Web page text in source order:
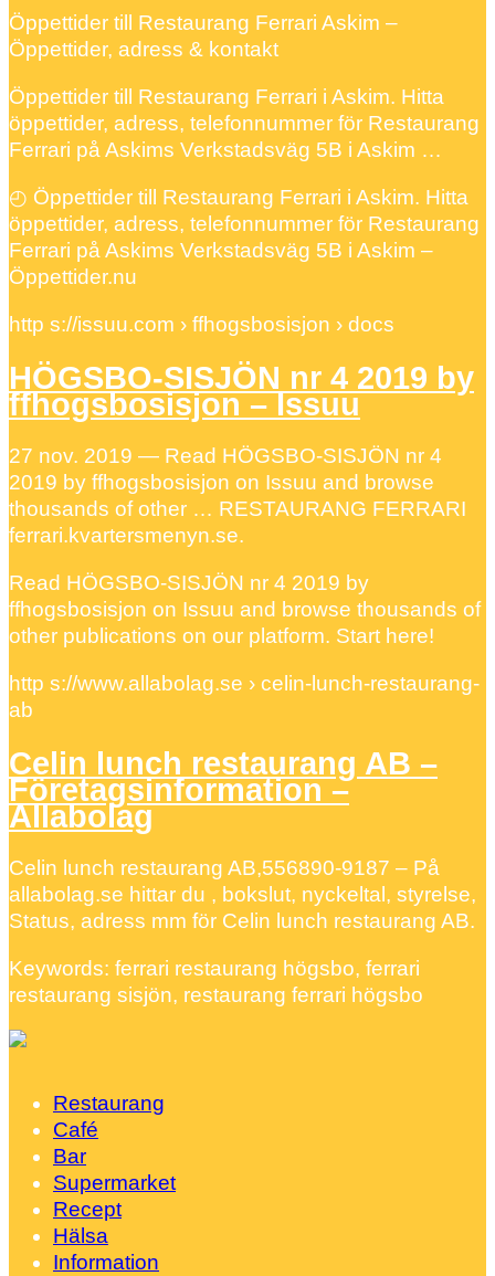
Öppettider till Restaurang Ferrari Askim –
Öppettider, adress & kontakt
Öppettider till Restaurang Ferrari i Askim. Hitta
öppettider, adress, telefonnummer för Restaurang
Ferrari på Askims Verkstadsväg 5B i Askim …
◴ Öppettider till Restaurang Ferrari i Askim. Hitta
öppettider, adress, telefonnummer för Restaurang
Ferrari på Askims Verkstadsväg 5B i Askim –
Öppettider.nu
http s://issuu.com › ffhogsbosisjon › docs
HÖGSBO-SISJÖN nr 4 2019 by
ffhogsbosisjon – Issuu
27 nov. 2019 — Read HÖGSBO-SISJÖN nr 4
2019 by ffhogsbosisjon on Issuu and browse
thousands of other … RESTAURANG FERRARI
ferrari.kvartersmenyn.se.
Read HÖGSBO-SISJÖN nr 4 2019 by
ffhogsbosisjon on Issuu and browse thousands of
other publications on our platform. Start here!
http s://www.allabolag.se › celin-lunch-restaurang-
ab
Celin lunch restaurang AB –
Företagsinformation –
Allabolag
Celin lunch restaurang AB,556890-9187 – På
allabolag.se hittar du , bokslut, nyckeltal, styrelse,
Status, adress mm för Celin lunch restaurang AB.
Keywords: ferrari restaurang högsbo, ferrari
restaurang sisjön, restaurang ferrari högsbo
Restaurang
Café
Bar
Supermarket
Recept
Hälsa
Information